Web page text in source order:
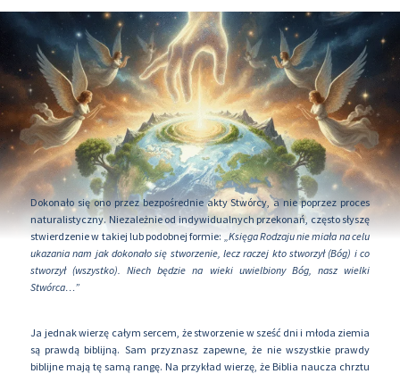
Dokonało się ono przez bezpośrednie akty Stwórcy, a nie poprzez proces
naturalistyczny. Niezależnie od indywidualnych przekonań, często słyszę
stwierdzenie w takiej lub podobnej formie: „Księga Rodzaju nie miała na celu
ukazania nam jak dokonało się stworzenie, lecz raczej kto stworzył (Bóg) i co
stworzył (wszystko). Niech będzie na wieki uwielbiony Bóg, nasz wielki
Stwórca…”
Ja jednak wierzę całym sercem, że stworzenie w sześć dni i młoda ziemia
są prawdą biblijną. Sam przyznasz zapewne, że nie wszystkie prawdy
biblijne mają tę samą rangę. Na przykład wierzę, że Biblia naucza chrztu